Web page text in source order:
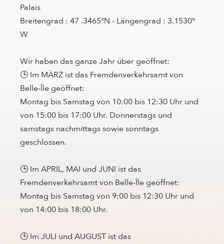
Palais
Breitengrad : 47 .3465°N - Längengrad : 3.1530°
W
Wir haben das ganze Jahr über geöffnet:
🕒 Im MÄRZ ist das Fremdenverkehrsamt von
Belle-Île geöffnet:
Montag bis Samstag von 10:00 bis 12:30 Uhr und
von 15:00 bis 17:00 Uhr. Donnerstags und
samstags nachmittags sowie sonntags
geschlossen.
🕒 Im APRIL, MAI und JUNI ist das
Fremdenverkehrsamt von Belle-Île geöffnet:
Montag bis Samstag von 9:00 bis 12:30 Uhr und
von 14:00 bis 18:00 Uhr.
🕒 Im JULI und AUGUST ist das